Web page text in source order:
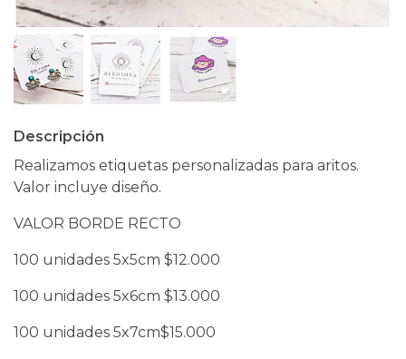
Descripción
Realizamos etiquetas personalizadas para aritos.
Valor incluye diseño.
VALOR BORDE RECTO
100 unidades 5x5cm $12.000
100 unidades 5x6cm $13.000
100 unidades 5x7cm$15.000